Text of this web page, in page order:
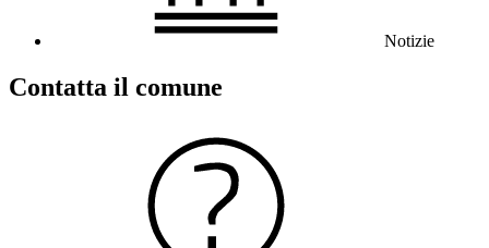
Notizie
Contatta il comune